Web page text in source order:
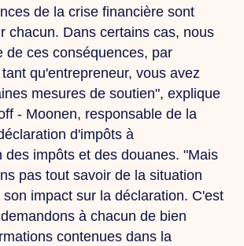
de la crise financière sont
chacun. Dans certains cas, nous
de ces conséquences, par
qu'entrepreneur, vous avez
mesures de soutien", explique
- Moonen, responsable de la
d'impôts à
des impôts et des douanes. "Mais
pas tout savoir de la situation
impact sur la déclaration. C'est
à chacun de bien
contenues dans la